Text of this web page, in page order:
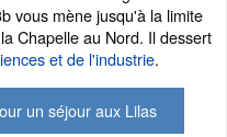
vous mène jusqu'à la limite
Chapelle au Nord. Il dessert
et de l'industrie.
un séjour aux Lilas